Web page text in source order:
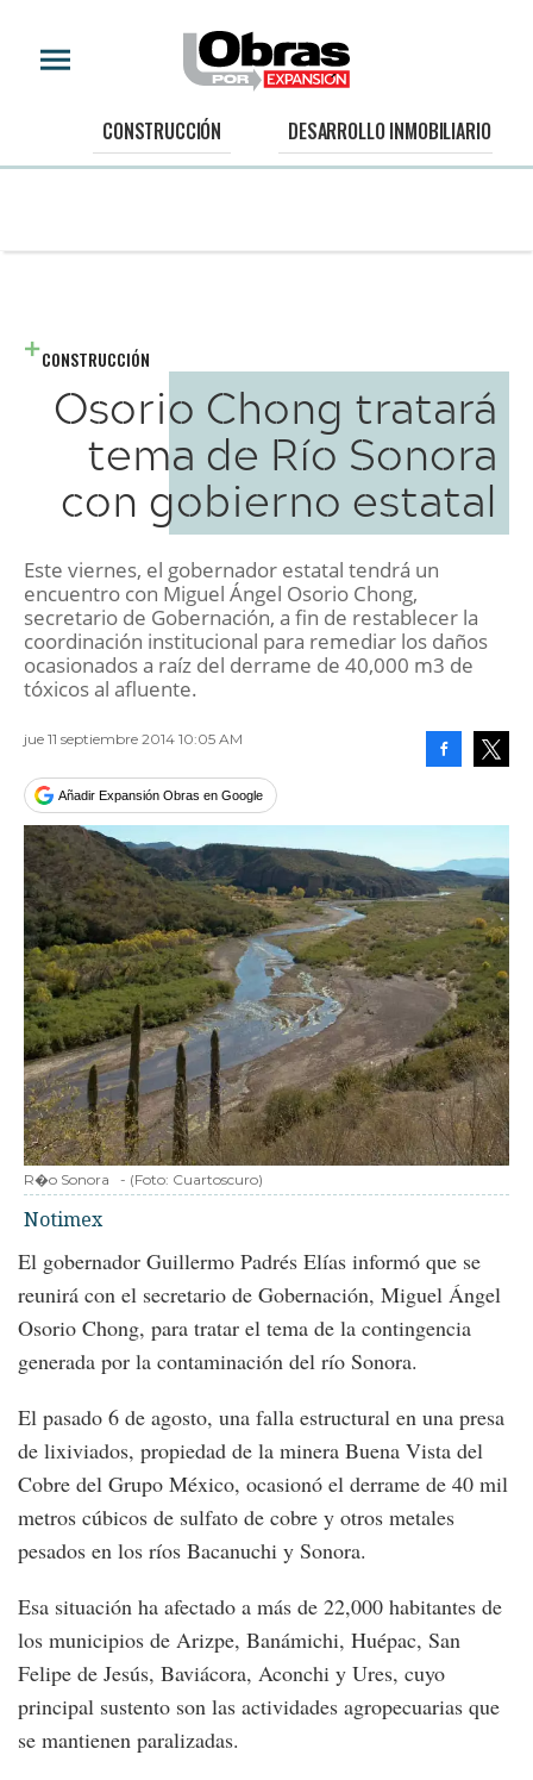
CONSTRUCCIÓN DESARROLLO INMOBILIARIO
CONSTRUCCIÓN
Osorio Chong tratará
tema de Río Sonora
con gobierno estatal
Este viernes, el gobernador estatal tendrá un
encuentro con Miguel Ángel Osorio Chong,
secretario de Gobernación, a fin de restablecer la
coordinación institucional para remediar los daños
ocasionados a raíz del derrame de 40,000 m3 de
tóxicos al afluente.
jue 11 septiembre 2014 10:05 AM
Añadir Expansión Obras en Google
R�o Sonora - (Foto: Cuartoscuro)
Notimex
El gobernador Guillermo Padrés Elías informó que se
reunirá con el secretario de Gobernación, Miguel Ángel
Osorio Chong, para tratar el tema de la contingencia
generada por la contaminación del río Sonora.
El pasado 6 de agosto, una falla estructural en una presa
de lixiviados, propiedad de la minera Buena Vista del
Cobre del Grupo México, ocasionó el derrame de 40 mil
metros cúbicos de sulfato de cobre y otros metales
pesados en los ríos Bacanuchi y Sonora.
Esa situación ha afectado a más de 22,000 habitantes de
los municipios de Arizpe, Banámichi, Huépac, San
Felipe de Jesús, Baviácora, Aconchi y Ures, cuyo
principal sustento son las actividades agropecuarias que
se mantienen paralizadas.